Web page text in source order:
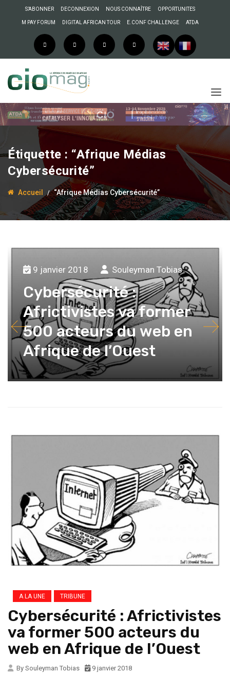
S’ABONNER DECONNEXION NOUS CONNAÎTRE OPPORTUNITES
M PAY FORUM DIGITAL AFRICAN TOUR E.CONF CHALLENGE ATDA
Étiquette : “Afrique Médias
Cybersécurité”
Accueil “Afrique Médias Cybersécurité”
9 janvier 2018 Souleyman Tobias
Cybersécurité :
Africtivistes va former
500 acteurs du web en
Afrique de l’Ouest
A LA UNE TRIBUNE
Cybersécurité : Africtivistes
va former 500 acteurs du
web en Afrique de l’Ouest
By Souleyman Tobias
9 janvier 2018